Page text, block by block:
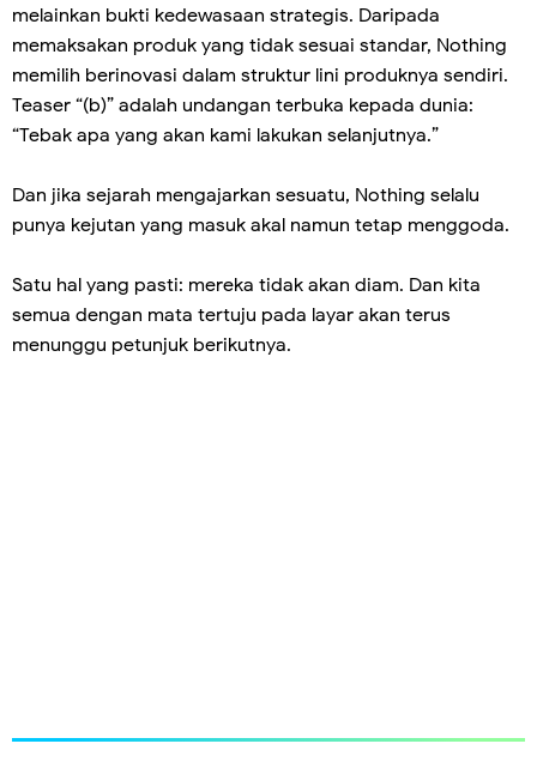
melainkan bukti kedewasaan strategis. Daripada
memaksakan produk yang tidak sesuai standar, Nothing
memilih berinovasi dalam struktur lini produknya sendiri.
Teaser “(b)” adalah undangan terbuka kepada dunia:
“Tebak apa yang akan kami lakukan selanjutnya.”
Dan jika sejarah mengajarkan sesuatu, Nothing selalu
punya kejutan yang masuk akal namun tetap menggoda.
Satu hal yang pasti: mereka tidak akan diam. Dan kita
semua dengan mata tertuju pada layar akan terus
menunggu petunjuk berikutnya.